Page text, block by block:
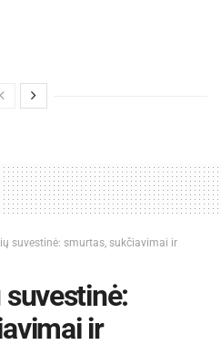
suvestinė: smurtas, sukčiavimai ir
ir